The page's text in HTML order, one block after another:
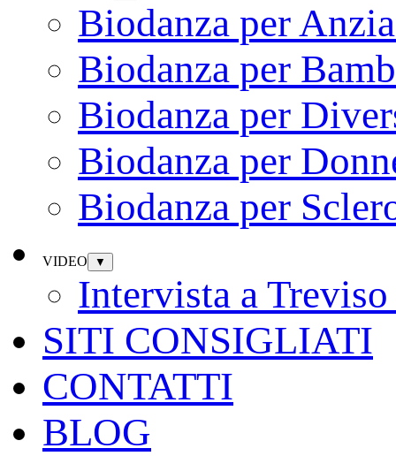
Biodanza per
Biodanza per
Biodanza per
Biodanza per
Biodanza per
VIDEO ▼
Intervista a
SITI CONSIGLIATI
CONTATTI
BLOG